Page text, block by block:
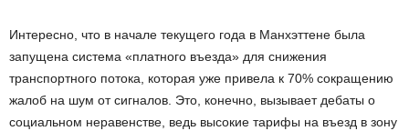
Интересно, что в начале текущего года в Манхэттене была
запущена система «платного въезда» для снижения
транспортного потока, которая уже привела к 70% сокращению
жалоб на шум от сигналов. Это, конечно, вызывает дебаты о
социальном неравенстве, ведь высокие тарифы на въезд в зону